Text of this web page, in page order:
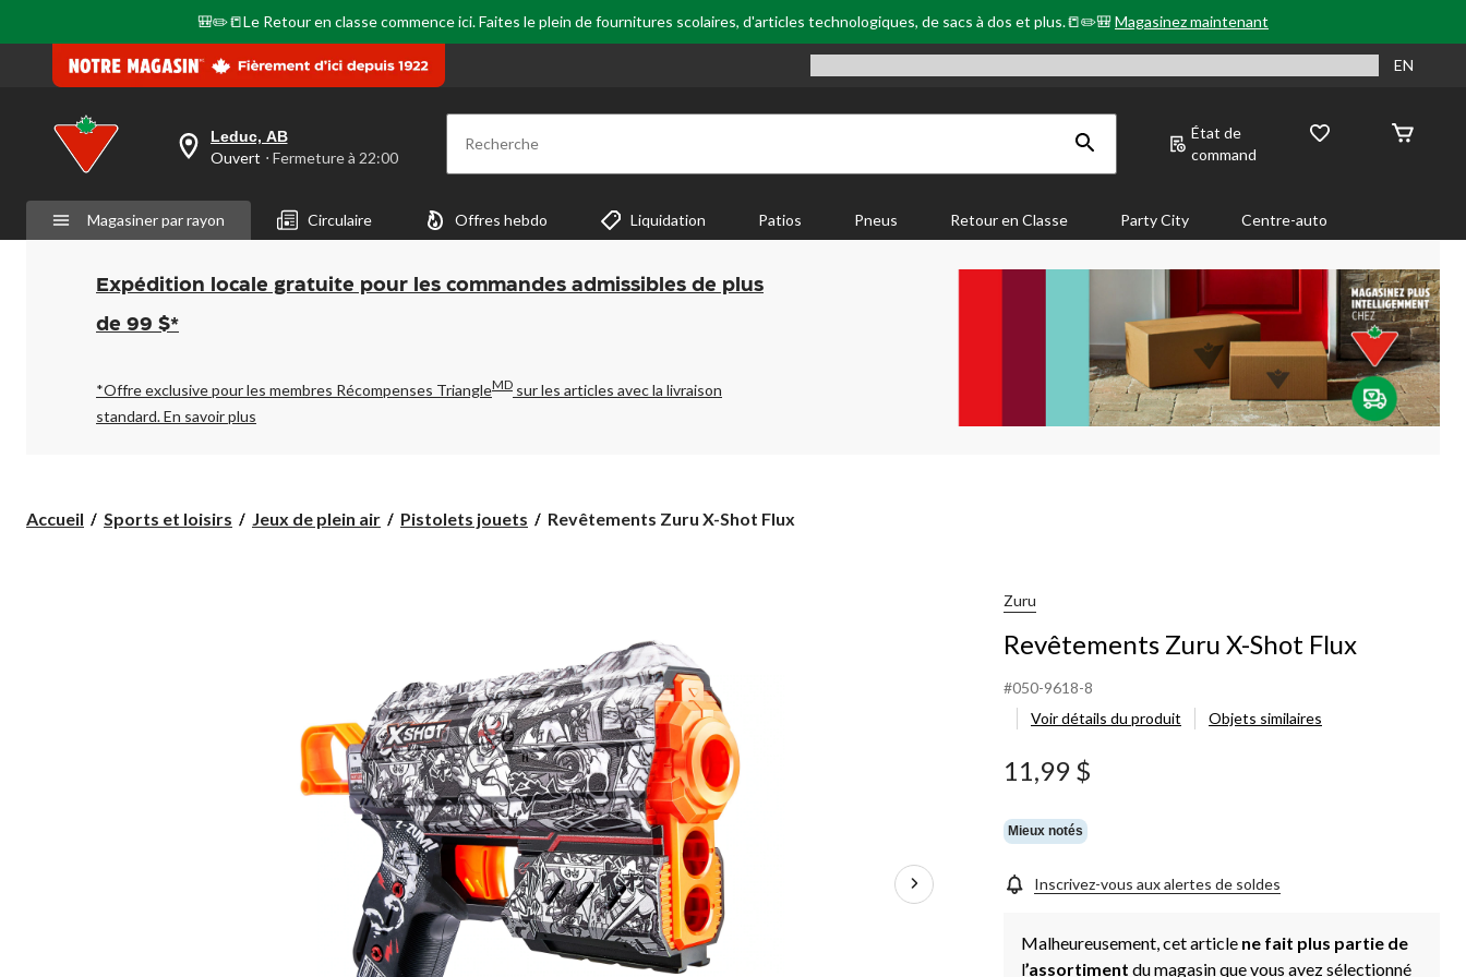
🎒✏️📒Le Retour en classe commence ici. Faites le plein de fournitures scolaires, d'articles technologiques, de sacs à dos et plus.📒✏️🎒Magasinez maintenant
EN
votre
est
Leduc,
AB,
Ouvert,
Fermeture
à
pour
changer
Leduc, AB
Ouvert ⋅ Fermeture à 22:00 Recherche
État de
command
Magasiner par rayon Circulaire Offres hebdo Liquidation Patios Pneus Retour en Classe Party City Centre-auto
Expédition locale gratuite pour les commandes admissibles de plus
de 99 $*
*Offre exclusive pour les membres Récompenses TriangleMD sur les articles avec la livraison
standard.En savoir plus
Accueil Sports et loisirs Jeux de plein air Pistolets jouets
Revêtements
Revêtements Zuru X-Shot Flux
Zuru
Revêtements Zuru X-Shot Flux
#050-9618-8
Voir détails du produit
Objets similaires
11,99 $
Mieux notés
Inscrivez-vous aux alertes de soldes
Malheureusement, cet article ne fait plus partie de
l’assortiment du magasin que vous avez sélectionné